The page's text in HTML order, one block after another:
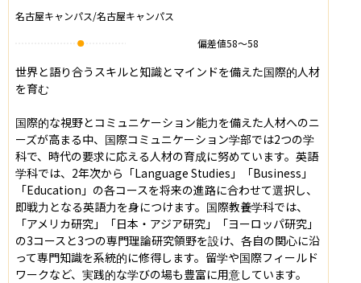
名古屋キャンパス/名古屋キャンパス
偏差値58〜58
世界と語り合うスキルと知識とマインドを備えた国際的人材
を育む
国際的な視野とコミュニケーション能力を備えた人材へのニ
ーズが高まる中、国際コミュニケーション学部では2つの学
科で、時代の要求に応える人材の育成に努めています。英語
学科では、2年次から「Language Studies」「Business」
「Education」の各コースを将来の進路に合わせて選択し、
即戦力となる英語力を身につけます。国際教養学科では、
「アメリカ研究」「日本・アジア研究」「ヨーロッパ研究」
の3コースと3つの専門理論研究領野を設け、各自の関心に沿
って専門知識を系統的に修得します。留学や国際フィールド
ワークなど、実践的な学びの場も豊富に用意しています。